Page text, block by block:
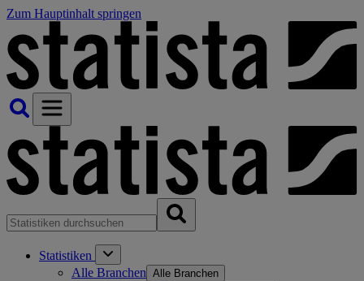
Zum Hauptinhalt springen
Statistiken
Alle Branchen Alle Branchen